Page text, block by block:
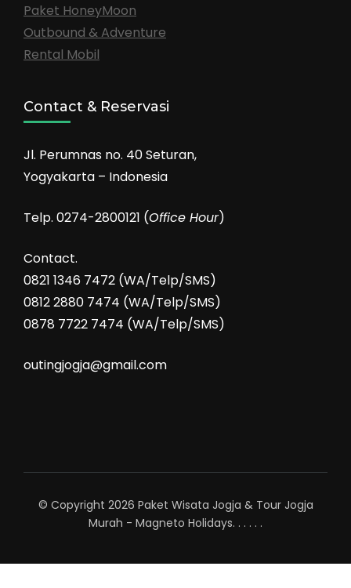
Paket HoneyMoon
Outbound & Adventure
Rental Mobil
Contact & Reservasi
Jl. Perumnas no. 40 Seturan,
Yogyakarta – Indonesia
Telp. 0274-2800121 (Office Hour)
Contact.
0821 1346 7472 (WA/Telp/SMS)
0812 2880 7474 (WA/Telp/SMS)
0878 7722 7474 (WA/Telp/SMS)
outingjogja@gmail.com
© Copyright 2026 Paket Wisata Jogja & Tour Jogja
Murah - Magneto Holidays. . . . . .